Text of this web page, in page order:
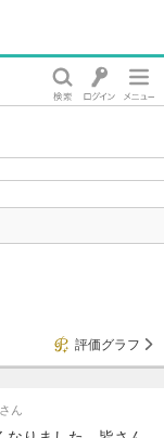
評価グラフ
ん